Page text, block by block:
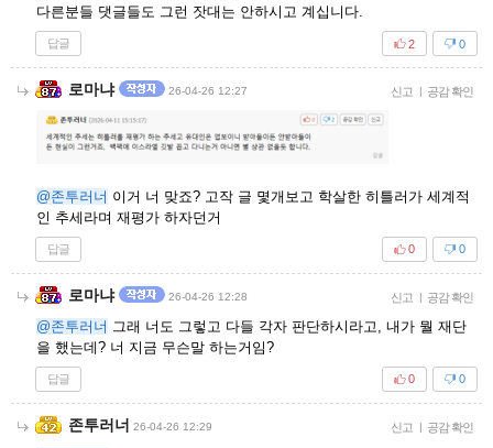
다른분들 댓글들도 그런 잣대는 안하시고 계십니다.
답글 0
2
로마냐 26-04-26 12:27 신고 | 공감 확인
@존투러너 이거 너 맞죠? 고작 글 몇개보고 학살한 히틀러가 세계적
인 추세라며 재평가 하자던거
답글 0
0
로마냐 26-04-26 12:28 신고 | 공감 확인
@존투러너 그래 너도 그렇고 다들 각자 판단하시라고, 내가 뭘 재단
을 했는데? 너 지금 무슨말 하는거임?
답글 0
0
존투러너 26-04-26 12:29 신고 | 공감 확인